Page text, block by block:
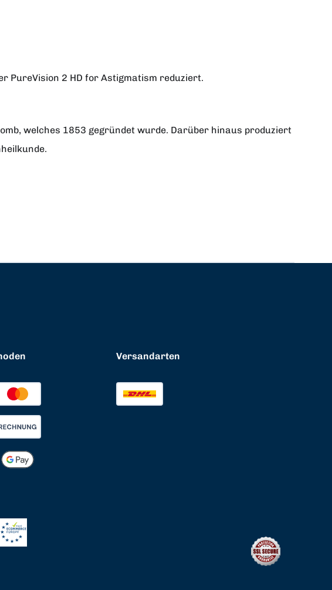
PureVision 2 HD for Astigmatism reduziert.
, welches 1853 gegründet wurde. Darüber hinaus produziert
Versandarten